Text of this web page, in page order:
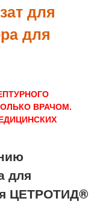
для
для
ВРАЧОМ.
для
ЦЕТРОТИД®